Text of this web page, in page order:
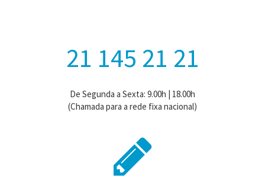
21 145 21 21
De Segunda a Sexta: 9.00h | 18.00h
(Chamada para a rede fixa nacional)